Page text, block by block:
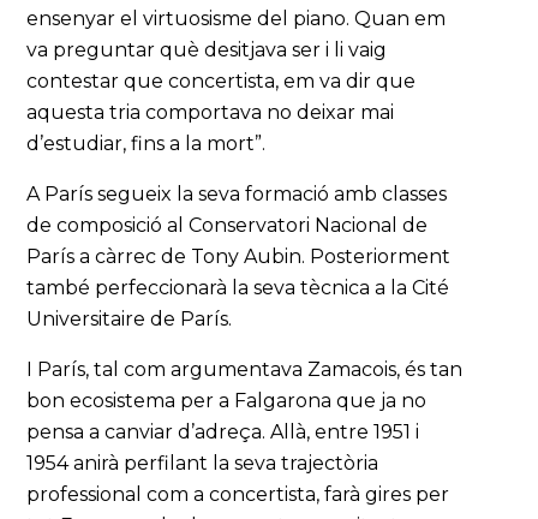
ensenyar el virtuosisme del piano. Quan em
va preguntar què desitjava ser i li vaig
contestar que concertista, em va dir que
aquesta tria comportava no deixar mai
d’estudiar, fins a la mort”.
A París segueix la seva formació amb classes
de composició al Conservatori Nacional de
París a càrrec de Tony Aubin. Posteriorment
també perfeccionarà la seva tècnica a la Cité
Universitaire de París.
I París, tal com argumentava Zamacois, és tan
bon ecosistema per a Falgarona que ja no
pensa a canviar d’adreça. Allà, entre 1951 i
1954 anirà perfilant la seva trajectòria
professional com a concertista, farà gires per